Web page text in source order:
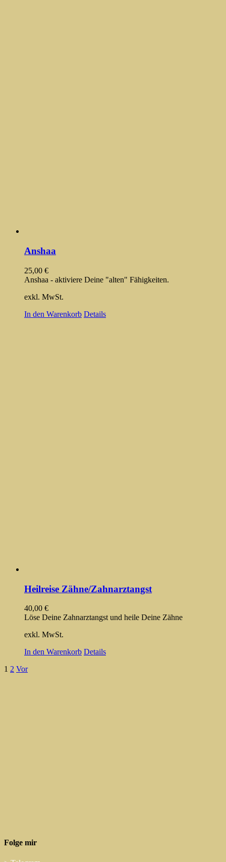
Anshaa
25,00 €
Anshaa - aktiviere Deine "alten" Fähigkeiten.
exkl. MwSt.
In den Warenkorb Details
Heilreise Zähne/Zahnarztangst
40,00 €
Löse Deine Zahnarztangst und heile Deine Zähne
exkl. MwSt.
In den Warenkorb Details
1 2 Vor
Folge mir